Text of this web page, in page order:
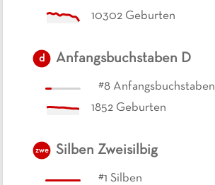
10302 Geburten
d Anfangsbuchstaben D
#8 Anfangsbuchstaben
1852 Geburten
zwe Silben Zweisilbig
#1 Silben